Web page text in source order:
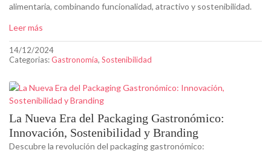
alimentaria, combinando funcionalidad, atractivo y sostenibilidad.
Leer más
14/12/2024
Categorias:Gastronomía, Sostenibilidad
La Nueva Era del Packaging Gastronómico:
Innovación, Sostenibilidad y Branding
Descubre la revolución del packaging gastronómico: